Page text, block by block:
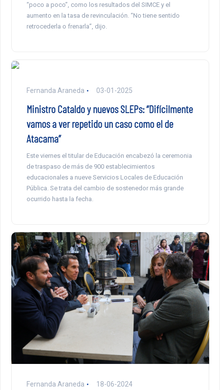
“poco a poco”, como los resultados del SIMCE y el
aumento en la tasa de revinculación. “No tiene sentido
retrocederla o frenarla”, dijo.
Fernanda Araneda 03-01-2025
Ministro Cataldo y nuevos SLEPs: “Difícilmente
vamos a ver repetido un caso como el de
Atacama”
Este viernes el titular de Educación encabezó la ceremonia
de traspaso de más de 900 establecimientos
educacionales a nueve Servicios Locales de Educación
Pública. Se trata del cambio de sostenedor más grande
ocurrido hasta la fecha.
Fernanda Araneda 18-06-2024